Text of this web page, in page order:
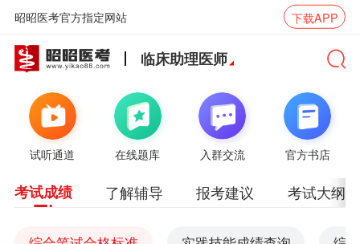
昭昭医考官方指定网站 下载APP
临床助理医师
试听通道 在线题库 入群交流 官方书店
考试成绩 了解辅导 报考建议 考试大纲